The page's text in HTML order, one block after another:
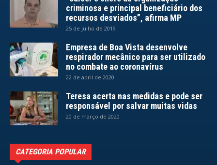
criminosa e principal beneficiário dos
recursos desviados”, afirma MP
25 de julho de 2019
Empresa de Boa Vista desenvolve
respirador mecânico para ser utilizado
no combate ao coronavírus
22 de abril de 2020
Teresa acerta nas medidas e pode ser
responsável por salvar muitas vidas
20 de março de 2020
CATEGORIA POPULAR